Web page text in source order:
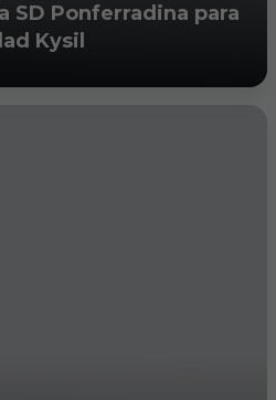
SD Ponferradina para
Kysil